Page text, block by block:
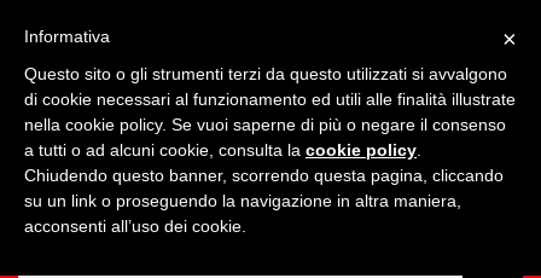
×
Informativa
Questo sito o gli strumenti terzi da questo utilizzati si avvalgono
di cookie necessari al funzionamento ed utili alle finalità illustrate
nella cookie policy. Se vuoi saperne di più o negare il consenso
a tutti o ad alcuni cookie, consulta la cookie policy
Chiudendo questo banner, scorrendo questa pagina, cliccando
su un link o proseguendo la navigazione in altra maniera,
acconsenti all’uso dei cookie.